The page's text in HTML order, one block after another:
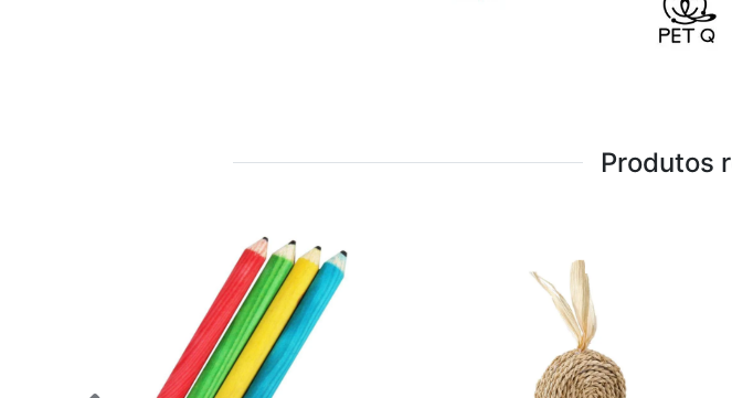
Produtos